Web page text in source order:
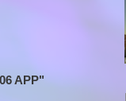
APP"